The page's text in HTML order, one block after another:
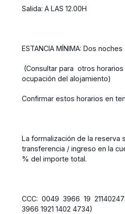
Salida: A LAS 12.00H
ESTANCIA MÍNIMA: Dos noches
(Consultar para otros
ocupación del alojamiento)
Confirmar estos horarios en
La formalización de la reserva
transferencia / ingreso en la
% del importe total.
CCC: 0049 3966 19
3966 1921 1402 4734)